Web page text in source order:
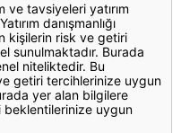
ve tavsiyeleri yatırım
danışmanlığı
kişilerin risk ve getiri
sunulmaktadır. Burada
niteliktedir. Bu
getiri tercihlerinize uygun
yer alan bilgilere
beklentilerinize uygun